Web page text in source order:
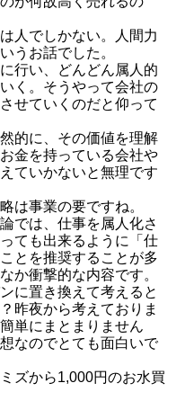
人でしかない。人間力
うお話でした。
行い、どんどん属人的
く。そうやって会社の
せていくのだと仰って
的に、その価値を理解
金を持っている会社や
ていかないと無理です
は事業の要ですね。
では、仕事を属人化さ
ても出来るように「仕
とを推奨することが多
か衝撃的な内容です。
に置き換えて考えると
昨夜から考えておりま
単にまとまりません
なのでとても面白いで
ズから1,000円のお水買